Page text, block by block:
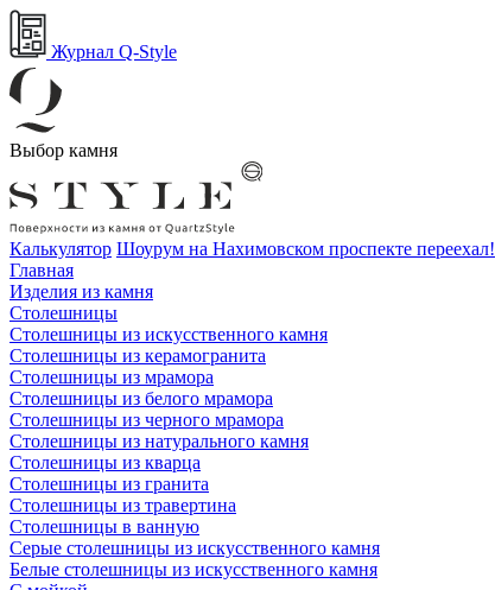
Журнал Q-Style
Выбор камня
Калькулятор Шоурум на Нахимовском проспекте переехал!
Главная
Изделия из камня
Столешницы
Столешницы из искусственного камня
Столешницы из керамогранита
Столешницы из мрамора
Столешницы из белого мрамора
Столешницы из черного мрамора
Столешницы из натурального камня
Столешницы из кварца
Столешницы из гранита
Столешницы из травертина
Столешницы в ванную
Серые столешницы из искусственного камня
Белые столешницы из искусственного камня